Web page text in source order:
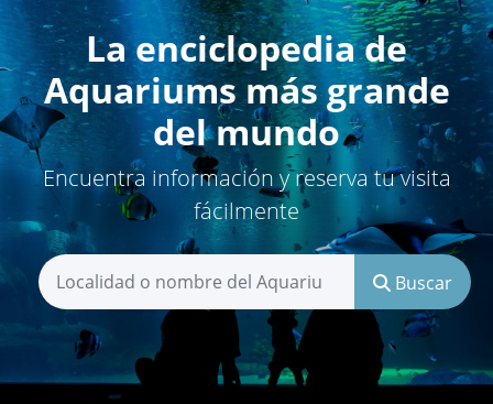
La enciclopedia de
Aquariums más grande
del mundo
Encuentra información y reserva tu visita
fácilmente
Buscar